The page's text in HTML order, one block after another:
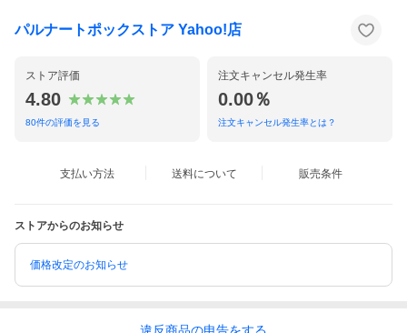
パルナートポックストア Yahoo!店
ストア評価
4.80
80件の評価を見る
注文キャンセル発生率
0.00％
注文キャンセル発生率とは？
支払い方法 送料について 販売条件
ストアからのお知らせ
価格改定のお知らせ